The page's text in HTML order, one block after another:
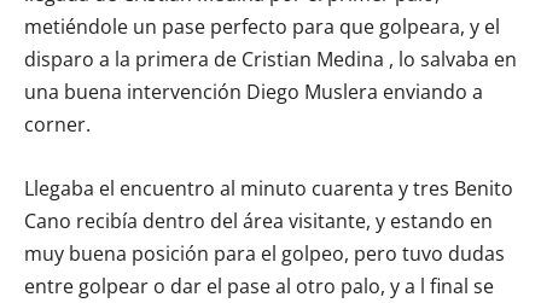
metiéndole un pase perfecto para que golpeara, y el
disparo a la primera de Cristian Medina , lo salvaba en
una buena intervención Diego Muslera enviando a
corner.
Llegaba el encuentro al minuto cuarenta y tres Benito
Cano recibía dentro del área visitante, y estando en
muy buena posición para el golpeo, pero tuvo dudas
entre golpear o dar el pase al otro palo, y a l final se